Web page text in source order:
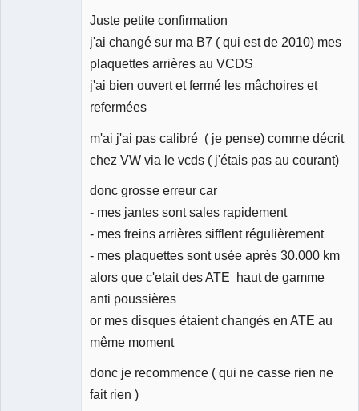
Juste petite confirmation
j'ai changé sur ma B7 ( qui est de 2010) mes
plaquettes arrières au VCDS
j'ai bien ouvert et fermé les mâchoires et
refermées
m'ai j'ai pas calibré ( je pense) comme décrit
chez VW via le vcds ( j'étais pas au courant)
donc grosse erreur car
- mes jantes sont sales rapidement
- mes freins arrières sifflent régulièrement
- mes plaquettes sont usée après 30.000 km
alors que c'etait des ATE haut de gamme
anti poussières
or mes disques étaient changés en ATE au
même moment
donc je recommence ( qui ne casse rien ne
fait rien )